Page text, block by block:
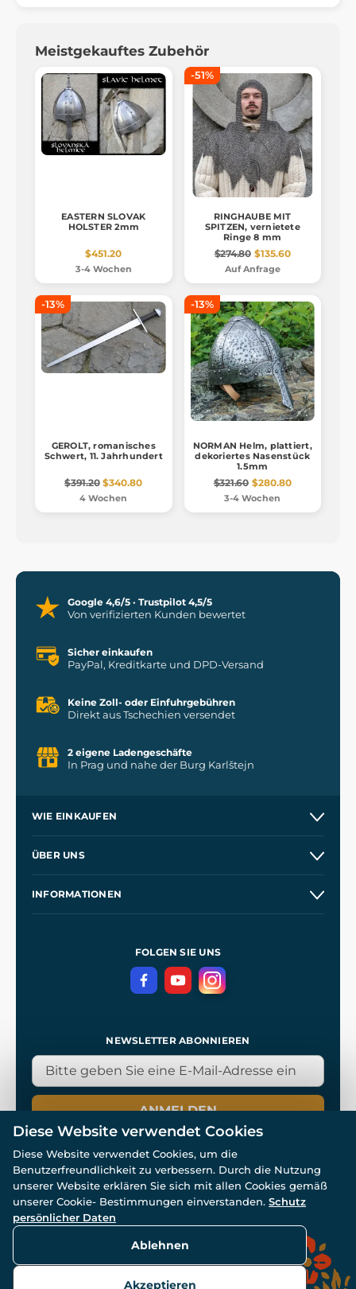
Meistgekauftes Zubehör
EASTERN SLOVAK
HOLSTER 2mm
$451.20
3-4 Wochen
-51%
RINGHAUBE MIT
SPITZEN, vernietete
Ringe 8 mm
$274.80 $135.60
Auf Anfrage
-13%
GEROLT, romanisches
Schwert, 11. Jahrhundert
$391.20 $340.80
4 Wochen
-13%
NORMAN Helm, plattiert,
dekoriertes Nasenstück
1.5mm
$321.60 $280.80
3-4 Wochen
Google 4,6/5 · Trustpilot 4,5/5
Von verifizierten Kunden bewertet
Sicher einkaufen
PayPal, Kreditkarte und DPD-Versand
Keine Zoll- oder Einfuhrgebühren
Direkt aus Tschechien versendet
2 eigene Ladengeschäfte
In Prag und nahe der Burg Karlštejn
WIE EINKAUFEN
Kontakt
ÜBER UNS
INFORMATIONEN
DatenschutzerklärungFOLGEN SIE UNS
NEWSLETTER ABONNIEREN
ANMELDEN
© Alle Rechte vorbehalten. www.wulflund.de 2007-2026.
Powered by
Diese Website verwendet Cookies
Diese Website verwendet Cookies, um die
Benutzerfreundlichkeit zu verbessern. Durch die Nutzung
unserer Website erklären Sie sich mit allen Cookies gemäß
unserer Cookie- Bestimmungen einverstanden. Schutz
persönlicher Daten
Ablehnen
Akzeptieren